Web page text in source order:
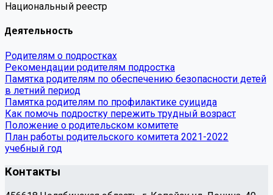
Национальный реестр
Деятельность
Родителям о подростках
Рекомендации родителям подростка
Памятка родителям по обеспечению безопасности детей
в летний период
Памятка родителям по профилактике суицида
Как помочь подростку пережить трудный возраст
Положение о родительском комитете
План работы родительского комитета 2021-2022
учебный год
Контакты